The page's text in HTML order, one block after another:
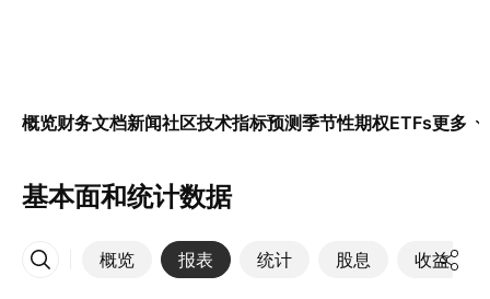
概览财务文档新闻社区技术指标预测季节性期权ETFs更多
基本面和统计数据
概览 报表 统计 股息 收益
更多